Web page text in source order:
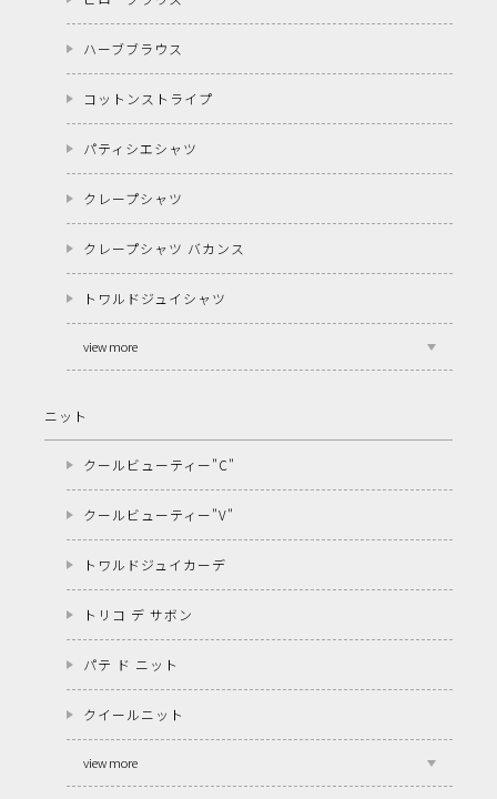
ハーブブラウス
コットンストライプ
パティシエシャツ
クレープシャツ
クレープシャツ バカンス
トワルドジュイシャツ
view more
ニット
クールビューティー"C"
クールビューティー"V"
トワルドジュイカーデ
トリコ デ サボン
パテ ド ニット
クイールニット
view more